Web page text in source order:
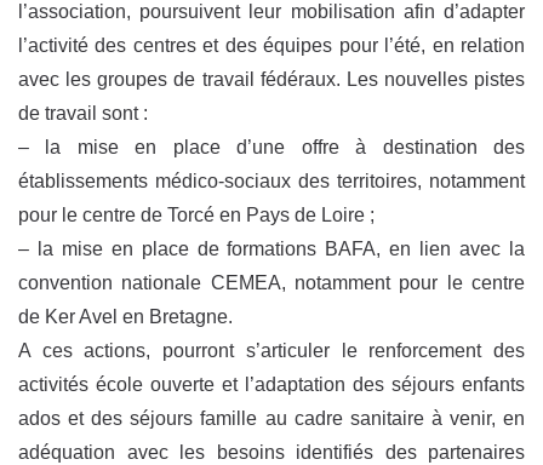
l’association, poursuivent leur mobilisation afin d’adapter
l’activité des centres et des équipes pour l’été, en relation
avec les groupes de travail fédéraux. Les nouvelles pistes
de travail sont :
– la mise en place d’une offre à destination des
établissements médico-sociaux des territoires, notamment
pour le centre de Torcé en Pays de Loire ;
– la mise en place de formations BAFA, en lien avec la
convention nationale CEMEA, notamment pour le centre
de Ker Avel en Bretagne.
A ces actions, pourront s’articuler le renforcement des
activités école ouverte et l’adaptation des séjours enfants
ados et des séjours famille au cadre sanitaire à venir, en
adéquation avec les besoins identifiés des partenaires